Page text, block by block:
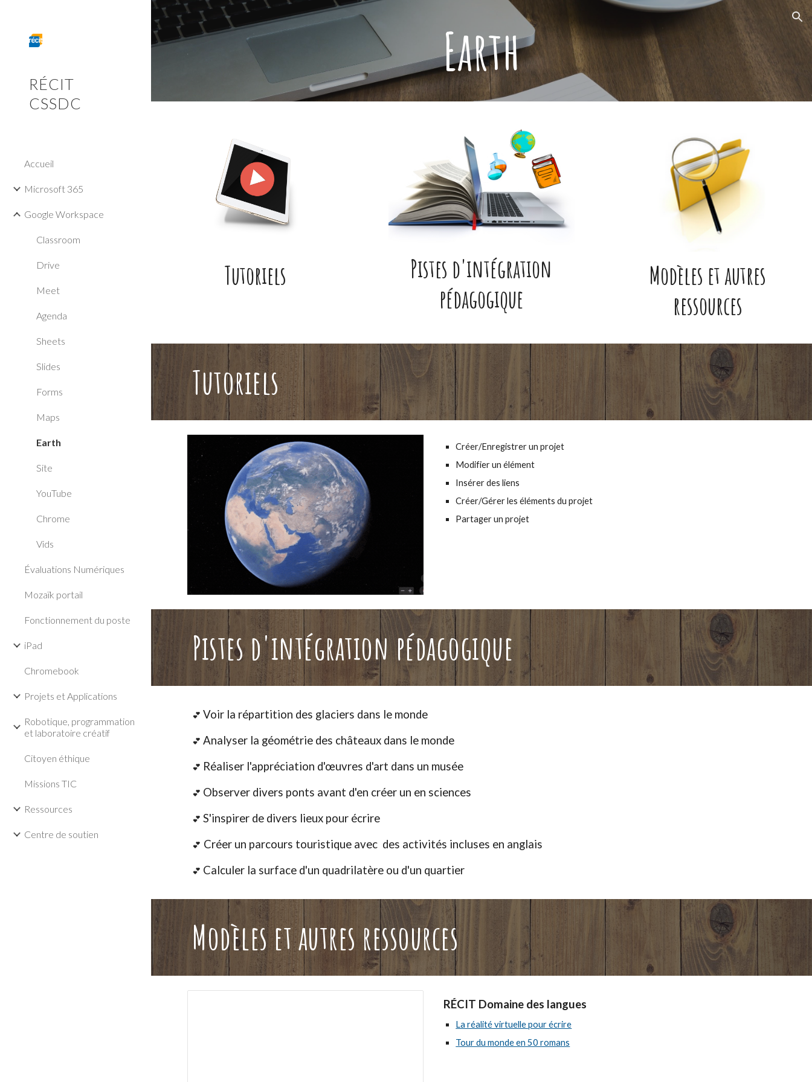
Skip to main content Skip to navigation
RÉCIT
CSSDC
Accueil
Microsoft 365
Google Workspace
Classroom
Drive
Meet
Agenda
Sheets
Slides
Forms
Maps
Earth
Site
YouTube
Chrome
Vids
Évaluations Numériques
Mozaïk portail
Fonctionnement du poste
iPad
Chromebook
Projets et Applications
Robotique, programmation
et laboratoire créatif
Citoyen éthique
Missions TIC
Ressources
Centre de soutien
Earth
Tutoriels
Pistes d'intégration
pédagogique
Modèles et autres
ressources
Tutoriels
Créer/Enregistrer un projet
Modifier un élément
Insérer des liens
Créer/Gérer les éléments du projet
Partager un projet
Pistes d'intégration pédagogique
💕 Voir la répartition des glaciers dans le monde
💕Analyser la géométrie des châteaux dans le monde
💕 Réaliser l'appréciation d'œuvres d'art dans un musée
💕 Observer divers ponts avant d'en créer un en sciences
💕S'inspirer de divers lieux pour écrire
💕 Créer un parcours touristique avec des activités incluses en anglais
💕 Calculer la surface d'un quadrilatère ou d'un quartier
Modèles et autres ressources
RÉCIT Domaine des langues
La réalité virtuelle pour écrire
Tour du monde en 50 romans